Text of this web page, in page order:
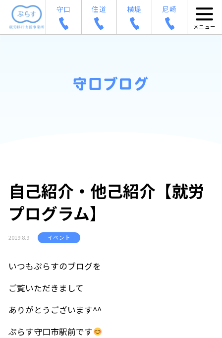
守口 住道 横堤 尼崎
守口ブログ
自己紹介・他己紹介【就労
プログラム】
2019.8.9 イベント
いつもぷらすのブログを
ご覧いただきまして
ありがとうございます^^
ぷらす守口市駅前です